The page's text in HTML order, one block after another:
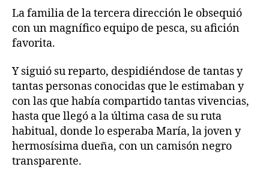
La familia de la tercera dirección le obsequió
con un magnífico equipo de pesca, su afición
favorita.
Y siguió su reparto, despidiéndose de tantas y
tantas personas conocidas que le estimaban y
con las que había compartido tantas vivencias,
hasta que llegó a la última casa de su ruta
habitual, donde lo esperaba María, la joven y
hermosísima dueña, con un camisón negro
transparente.